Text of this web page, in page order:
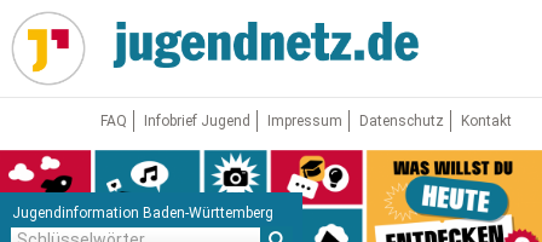
Direkt
zum
Inhalt
FAQ Infobrief Jugend Impressum Datenschutz Kontakt
Jugendinformation Baden-Württemberg